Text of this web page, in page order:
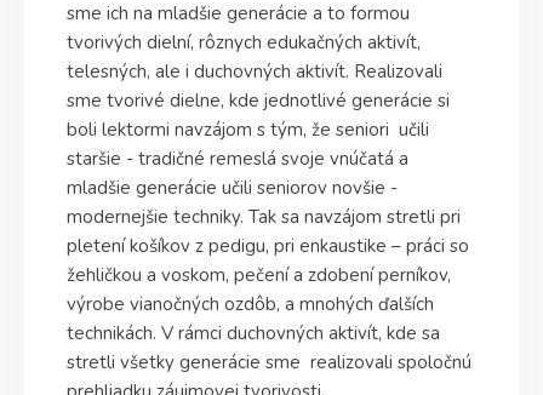
sme ich na mladšie generácie a to formou
tvorivých dielní, rôznych edukačných aktivít,
telesných, ale i duchovných aktivít. Realizovali
sme tvorivé dielne, kde jednotlivé generácie si
boli lektormi navzájom s tým, že seniori učili
staršie - tradičné remeslá svoje vnúčatá a
mladšie generácie učili seniorov novšie -
modernejšie techniky. Tak sa navzájom stretli pri
pletení košíkov z pedigu, pri enkaustike – práci so
žehličkou a voskom, pečení a zdobení perníkov,
výrobe vianočných ozdôb, a mnohých ďalších
technikách. V rámci duchovných aktivít, kde sa
stretli všetky generácie sme realizovali spoločnú